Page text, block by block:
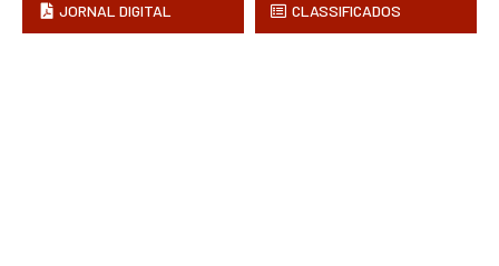
JORNAL DIGITAL CLASSIFICADOS